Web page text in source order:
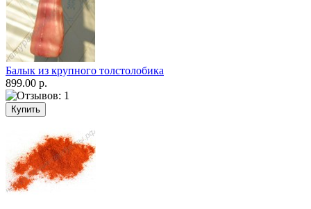
Балык из крупного толстолобика
899.00 р.